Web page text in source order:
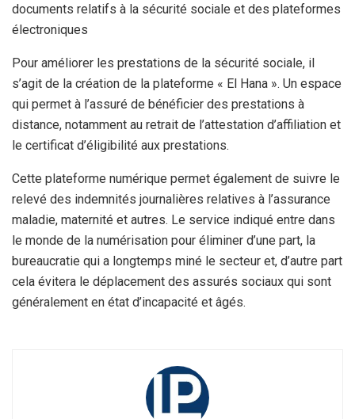
documents relatifs à la sécurité sociale et des plateformes
électroniques
Pour améliorer les prestations de la sécurité sociale, il
s’agit de la création de la plateforme « El Hana ». Un espace
qui permet à l’assuré de bénéficier des prestations à
distance, notamment au retrait de l’attestation d’affiliation et
le certificat d’éligibilité aux prestations.
Cette plateforme numérique permet également de suivre le
relevé des indemnités journalières relatives à l’assurance
maladie, maternité et autres. Le service indiqué entre dans
le monde de la numérisation pour éliminer d’une part, la
bureaucratie qui a longtemps miné le secteur et, d’autre part
cela évitera le déplacement des assurés sociaux qui sont
généralement en état d’incapacité et âgés.